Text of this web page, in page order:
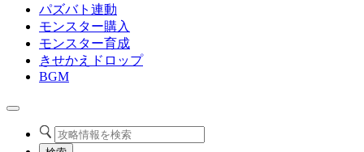
パズバト連動
モンスター購入
モンスター育成
きせかえドロップ
BGM